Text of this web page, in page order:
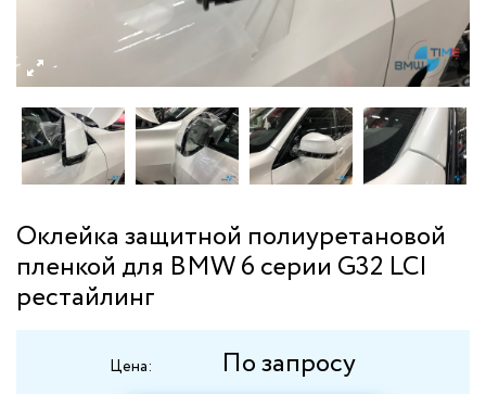
Оклейка защитной полиуретановой
пленкой для BMW 6 серии G32 LCI
рестайлинг
Цена: По запросу